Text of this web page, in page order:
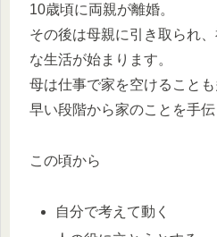
10歳頃に両親が離婚。
その後は母親に引き取られ
な生活が始まります。
母は仕事で家を空けること
早い段階から家のことを手伝
この頃から
自分で考えて動く